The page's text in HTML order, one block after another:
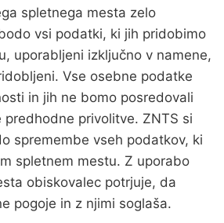
spletnega mesta zelo
vsi podatki, ki jih pridobimo
uporabljeni izključno v namene,
Vse osebne podatke
in jih ne bomo posredovali
predhodne privolitve. ZNTS si
spremembe vseh podatkov, ki
spletnem mestu. Z uporabo
obiskovalec potrjuje, da
pogoje in z njimi soglaša.